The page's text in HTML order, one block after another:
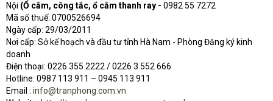
Nội (Ổ cắm, công tắc, ổ cắm thanh ray - 0982 55 7272
Mã số thuế: 0700526694
Ngày cấp: 29/03/2011
Nơi cấp: Sở kế hoạch và đầu tư tỉnh Hà Nam - Phòng Đăng ký kinh
doanh
Điện thoại: 0226 355 2222 / 0226 3 552 666
Hotine: 0987 113 911 – 0945 113 911
Email : info@tranphong.com.vn